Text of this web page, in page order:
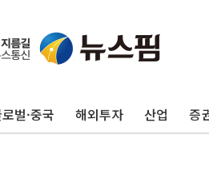
벌·중국 해외투자 산업 증
개편 재검토 지시…與 "적극 환영"·野